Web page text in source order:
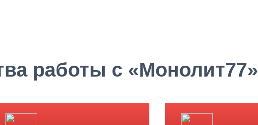
работы с «Монолит77»